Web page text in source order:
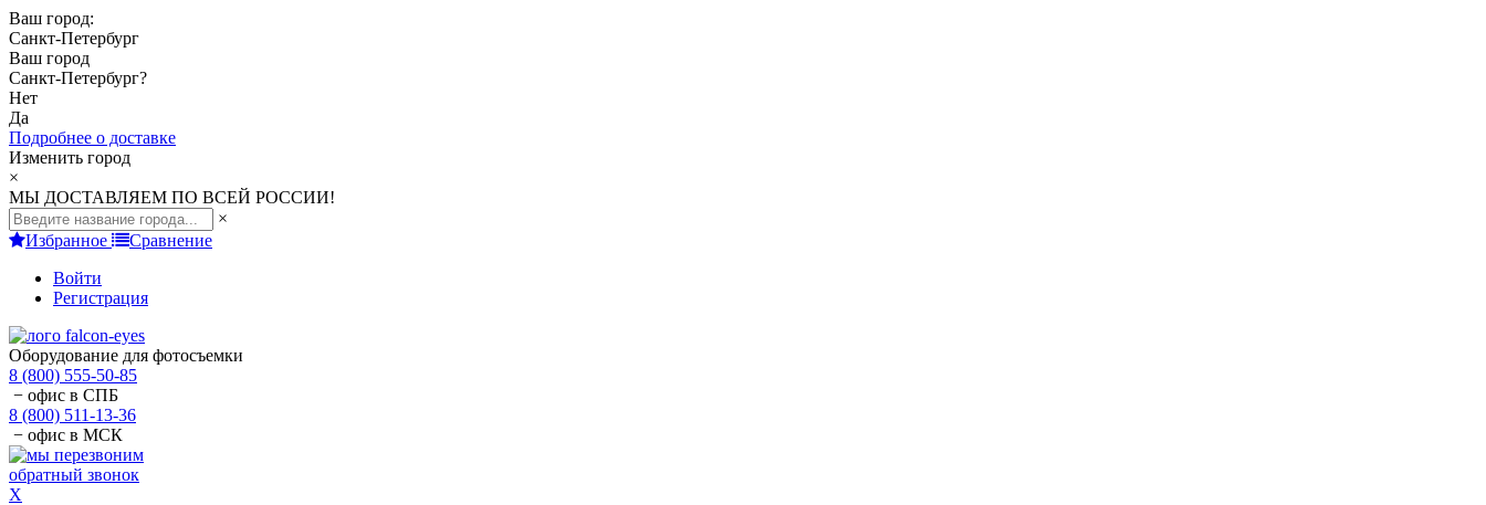
Ваш город:
Санкт-Петербург
Ваш город
Санкт-Петербург?
Нет
Да
Подробнее о доставке
Изменить город
×
МЫ ДОСТАВЛЯЕМ ПО ВСЕЙ РОССИИ!
×
Избранное
Сравнение
Войти
Регистрация
Оборудование для фотосъемки
8 (800) 555-50-85
− офис в СПБ
8 (800) 511-13-36
− офис в МСК
обратный звонок
X